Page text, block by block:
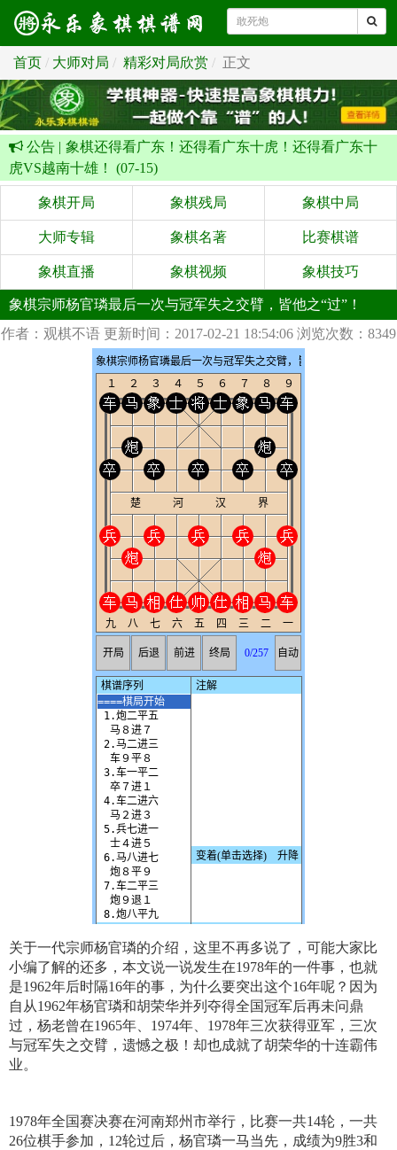
首页 大师对局 精彩对局欣赏 正文
公告 | 象棋还得看广东！还得看广东十虎！还得看广东十
虎VS越南十雄！ (07-15)
象棋开局 象棋残局 象棋中局
大师专辑 象棋名著 比赛棋谱
象棋直播 象棋视频 象棋技巧
象棋宗师杨官璘最后一次与冠军失之交臂，皆他之“过”！
作者：观棋不语 更新时间：2017-02-21 18:54:06 浏览次数：8349
关于一代宗师杨官璘的介绍，这里不再多说了，可能大家比
小编了解的还多，本文说一说发生在1978年的一件事，也就
是1962年后时隔16年的事，为什么要突出这个16年呢？因为
自从1962年杨官璘和胡荣华并列夺得全国冠军后再未问鼎
过，杨老曾在1965年、1974年、1978年三次获得亚军，三次
与冠军失之交臂，遗憾之极！却也成就了胡荣华的十连霸伟
业。
1978年全国赛决赛在河南郑州市举行，比赛一共14轮，一共
26位棋手参加，12轮过后，杨官璘一马当先，成绩为9胜3和